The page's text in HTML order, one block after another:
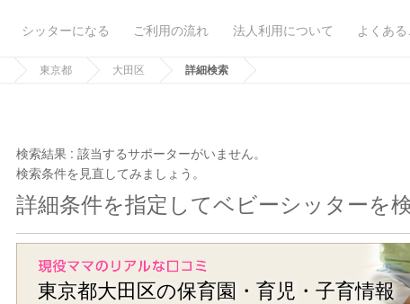
シッターになる ご利用の流れ 法人利用について よくあ
東京都 大田区 詳細検索
検索結果 :該当するサポーターがいません。
検索条件を見直してみましょう。
詳細条件を指定してベビーシッターを
東京都大田区の保育園・育児・子育情報